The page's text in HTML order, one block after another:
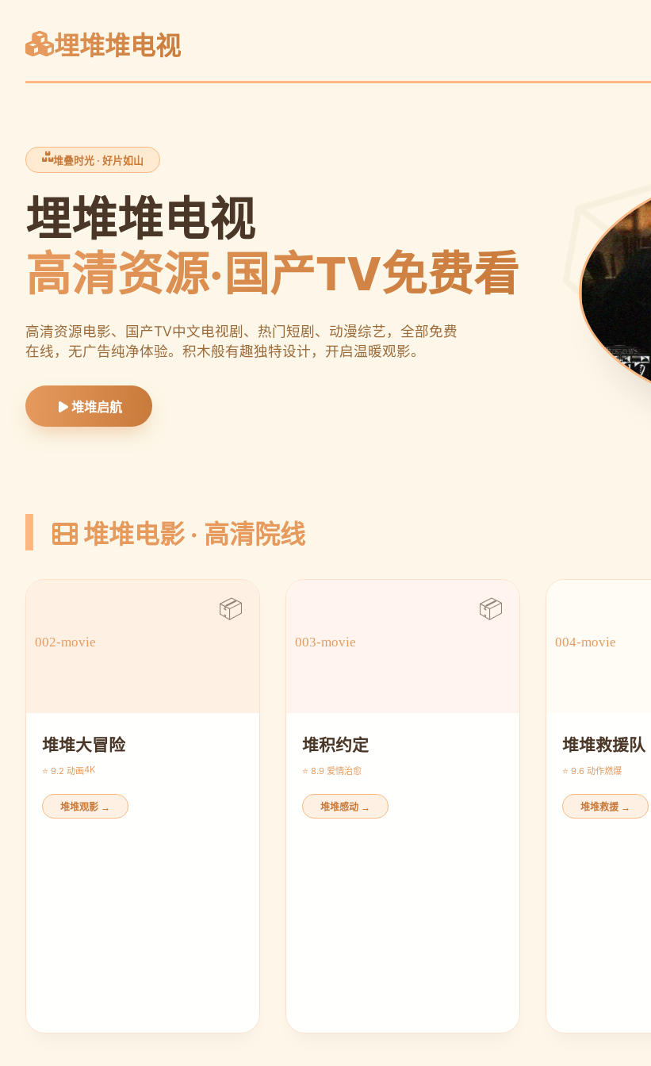
埋堆堆电视
堆叠时光 · 好片如山
埋堆堆电视
高清资源·国产TV免费看
高清资源电影、国产TV中文电视剧、热门短剧、动漫综艺，全部免费
在线，无广告纯净体验。积木般有趣独特设计，开启温暖观影。
堆堆启航
堆堆电影 · 高清院线
堆堆大冒险
⭐ 9.2 动画4K
堆堆观影 →
堆积约定
⭐ 8.9 爱情治愈
堆堆感动 →
堆堆救援队
⭐ 9.6 动作燃爆
堆堆救援 →